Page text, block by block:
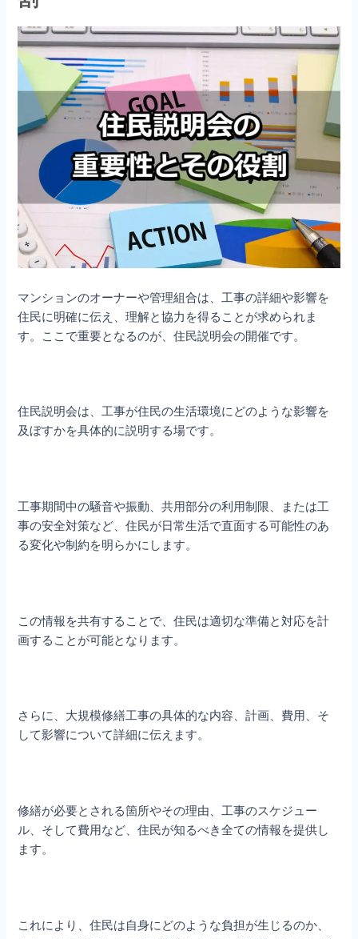
マンションのオーナーや管理組合は、工事の詳細や影響を
住民に明確に伝え、理解と協力を得ることが求められま
す。ここで重要となるのが、住民説明会の開催です。
住民説明会は、工事が住民の生活環境にどのような影響を
及ぼすかを具体的に説明する場です。
工事期間中の騒音や振動、共用部分の利用制限、または工
事の安全対策など、住民が日常生活で直面する可能性のあ
る変化や制約を明らかにします。
この情報を共有することで、住民は適切な準備と対応を計
画することが可能となります。
さらに、大規模修繕工事の具体的な内容、計画、費用、そ
して影響について詳細に伝えます。
修繕が必要とされる箇所やその理由、工事のスケジュー
ル、そして費用など、住民が知るべき全ての情報を提供し
ます。
これにより、住民は自身にどのような負担が生じるのか、